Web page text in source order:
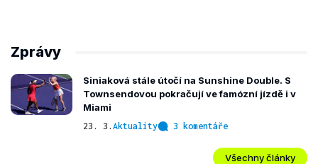
Zprávy
Siniaková stále útočí na Sunshine Double. S
Townsendovou pokračují ve famózní jízdě i v
Miami
23. 3. Aktuality 3 komentáře
Všechny články